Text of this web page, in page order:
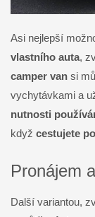
Asi nejlepší
vlastního auta,
camper van si
vychytávkami a
nutnosti
když cestujete
Pronájem
Další variantou,